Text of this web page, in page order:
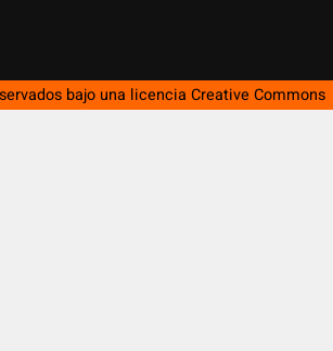
bajo una licencia Creative Commons